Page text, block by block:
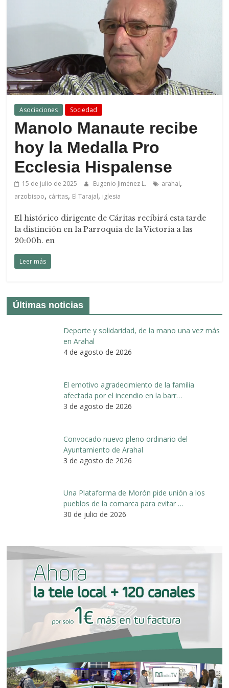
Asociaciones Sociedad
Manolo Manaute recibe
hoy la Medalla Pro
Ecclesia Hispalense
15 de julio de 2025 Eugenio Jiménez L. arahal,
arzobispo, cáritas, El Tarajal, iglesia
El histórico dirigente de Cáritas recibirá esta tarde
la distinción en la Parroquia de la Victoria a las
20:00h. en
Leer más
Últimas noticias
Deporte y solidaridad, de la mano una vez más
en Arahal
4 de agosto de 2026
El emotivo agradecimiento de la familia
afectada por el incendio en la barr…
3 de agosto de 2026
Convocado nuevo pleno ordinario del
Ayuntamiento de Arahal
3 de agosto de 2026
Una Plataforma de Morón pide unión a los
pueblos de la comarca para evitar …
30 de julio de 2026